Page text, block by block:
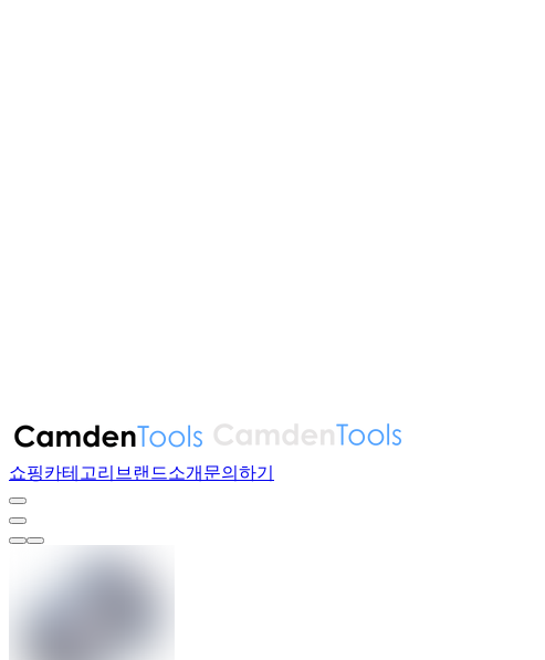
쇼핑카테고리 브랜드소개 문의하기